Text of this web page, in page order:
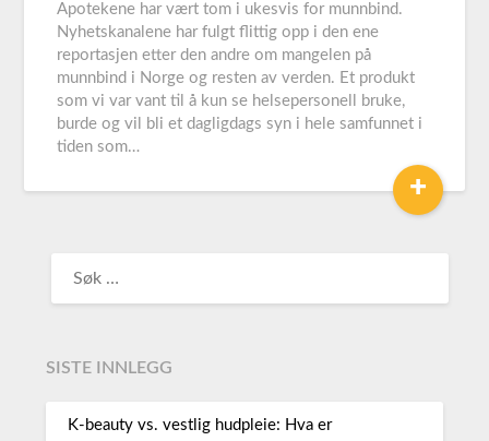
Apotekene har vært tom i ukesvis for munnbind.
Nyhetskanalene har fulgt flittig opp i den ene
reportasjen etter den andre om mangelen på
munnbind i Norge og resten av verden. Et produkt
som vi var vant til å kun se helsepersonell bruke,
burde og vil bli et dagligdags syn i hele samfunnet i
tiden som…
+
SISTE INNLEGG
K-beauty vs. vestlig hudpleie: Hva er